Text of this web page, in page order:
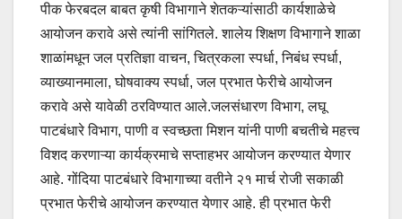
पीक फेरबदल बाबत कृषी विभागाने शेतकऱ्यांसाठी कार्यशाळेचे
आयोजन करावे असे त्यांनी सांगितले. शालेय शिक्षण विभागाने शाळा
शाळांमधून जल प्रतिज्ञा वाचन, चित्रकला स्पर्धा, निबंध स्पर्धा,
व्याख्यानमाला, घोषवाक्य स्पर्धा, जल प्रभात फेरीचे आयोजन
करावे असे यावेळी ठरविण्यात आले.जलसंधारण विभाग, लघू
पाटबंधारे विभाग, पाणी व स्वच्छता मिशन यांनी पाणी बचतीचे महत्त्व
विशद करणाऱ्या कार्यक्रमाचे सप्ताहभर आयोजन करण्यात येणार
आहे. गोंदिया पाटबंधारे विभागाच्या वतीने २१ मार्च रोजी सकाळी
प्रभात फेरीचे आयोजन करण्यात येणार आहे. ही प्रभात फेरी